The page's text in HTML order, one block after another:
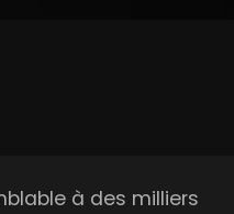
à des milliers